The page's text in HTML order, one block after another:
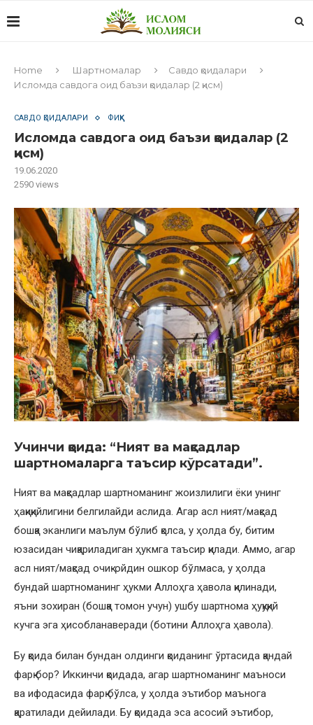
Home Шартномалар
Савдо қоидалари
Исломда савдога оид баъзи қоидалар (2 қисм)
САВДО ҚОИДАЛАРИ ФИҚҲ
Исломда савдога оид баъзи қоидалар (2
қисм)
19.06.2020
2590 views
Учинчи қоида: “Ният ва мақсадлар
шартномаларга таъсир кўрсатади”.
Ният ва мақсадлар шартноманинг жоизлилиги ёки унинг
ҳақиқийлигини белгилайди аслида. Агар асл ният/мақсад
бошқа эканлиги маълум бўлиб қолса, у ҳолда бу, битим
юзасидан чиқариладиган ҳукмга таъсир қилади. Аммо, агар
асл ният/мақсад очиқ-ойдин ошкор бўлмаса, у ҳолда
бундай шартноманинг ҳукми Аллоҳга ҳавола қилинади,
яъни зохиран (бошқа томон учун) ушбу шартнома ҳуқуқий
кучга эга ҳисобланаверади (ботини Аллоҳга ҳавола).
Бу қоида билан бундан олдинги қоиданинг ўртасида қандай
фарқ бор? Иккинчи қоидада, агар шартноманинг маъноси
ва ифодасида фарқ бўлса, у ҳолда эътибор маънога
қаратилади дейилади. Бу қоидада эса асосий эътибор,